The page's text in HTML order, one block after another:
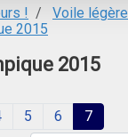
!
Voile légère
2015
2015
5 6 7